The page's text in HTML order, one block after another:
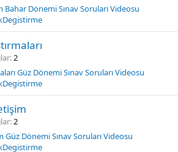
Dönemi Sınav Soruları Videosu
2
Güz Dönemi Sınav Soruları Videosu
2
Dönemi Sınav Soruları Videosu